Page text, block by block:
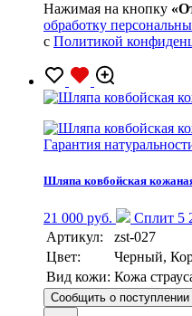
Нажимая на кнопку
обработку
с Политикой
Гарантия
Шляпа ковбойская
21 000 руб.
Сплит 5
Артикул:
zst-027
Цвет:
Черный,
Вид кожи: Кожа
Сообщить о поступлении